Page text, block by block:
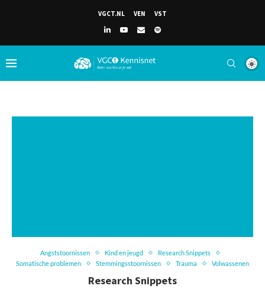
VGCT.NL VEN VST
Angststoornissen Kind en jeugd
Research Snippets
Somatische problemen
Stemmingsstoornissen Trauma Volwassenen
Research Snippets